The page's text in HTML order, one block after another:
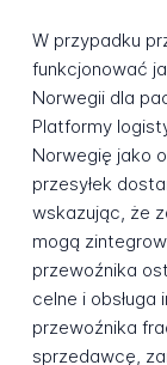
W przypadku
funkcjonować
Norwegii dla
Platformy
Norwegię jako
przesyłek
wskazując, że
mogą
przewoźnika
celne i
przewoźnika
sprzedawcę,